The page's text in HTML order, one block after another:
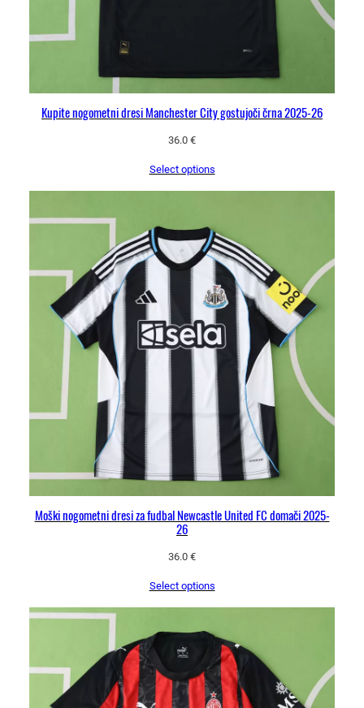
Kupite nogometni dresi Manchester City gostujoči črna 2025-26
36.0 €
Select options
Moški nogometni dresi za fudbal Newcastle United FC domači 2025-
26
36.0 €
Select options